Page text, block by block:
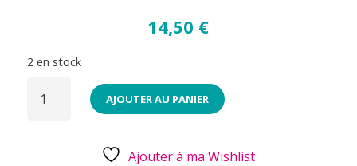
14,50 €
2 en stock
DE
TASSE AJOUTER AU PANIER
Ajouter à ma Wishlist